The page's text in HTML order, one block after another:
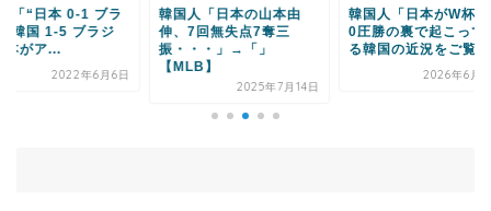
人「日本の山本由
7回無失点7奪三
・・」→「」
韓国人「日本がW杯で4-
0圧勝の裏で起こってい
る韓国の近況をご覧く...
韓国人「タティスjr
打席連続ホームラン
本の大谷を抜いて両
2021年6